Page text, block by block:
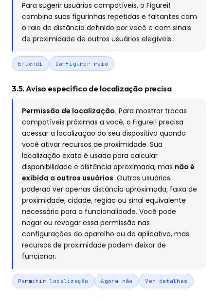
Para sugerir usuários compatíveis, o Figurei!
combina suas figurinhas repetidas e faltantes com
o raio de distância definido por você e com sinais
de proximidade de outros usuários elegíveis.
Entendi Configurar raio
3.5. Aviso específico de localização precisa
Permissão de localização. Para mostrar trocas
compatíveis próximas a você, o Figurei! precisa
acessar a localização do seu dispositivo quando
você ativar recursos de proximidade. Sua
localização exata é usada para calcular
disponibilidade e distância aproximada, mas não é
exibida a outros usuários. Outros usuários
poderão ver apenas distância aproximada, faixa de
proximidade, cidade, região ou sinal equivalente
necessário para a funcionalidade. Você pode
negar ou revogar essa permissão nas
configurações do aparelho ou do aplicativo, mas
recursos de proximidade podem deixar de
funcionar.
Permitir localização Agora não Ver detalhes